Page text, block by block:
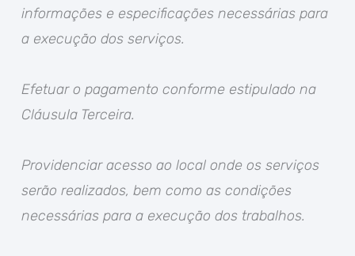
informações e especificações necessárias para
a execução dos serviços.
Efetuar o pagamento conforme estipulado na
Cláusula Terceira.
Providenciar acesso ao local onde os serviços
serão realizados, bem como as condições
necessárias para a execução dos trabalhos.